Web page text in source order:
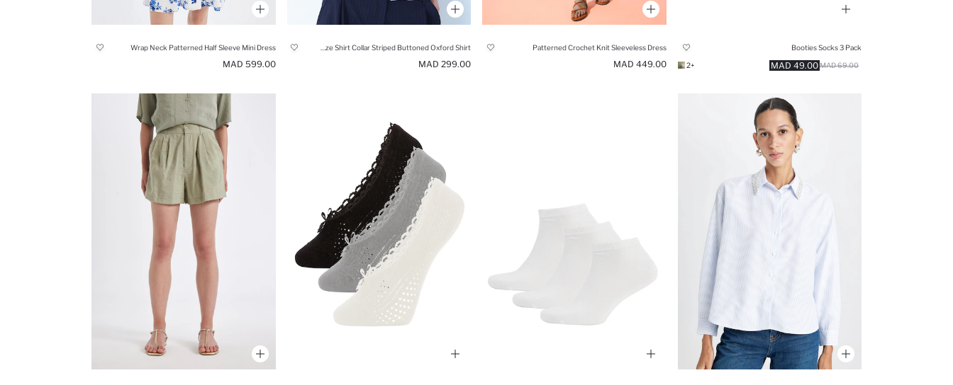
Booties Socks 3 Pack
49.00 MAD 69.00 MAD
+2
Patterned Crochet Knit Sleeveless Dress
449.00 MAD
299.00 MAD
Wrap Neck Patterned Half Sleeve Mini Dress
599.00 MAD